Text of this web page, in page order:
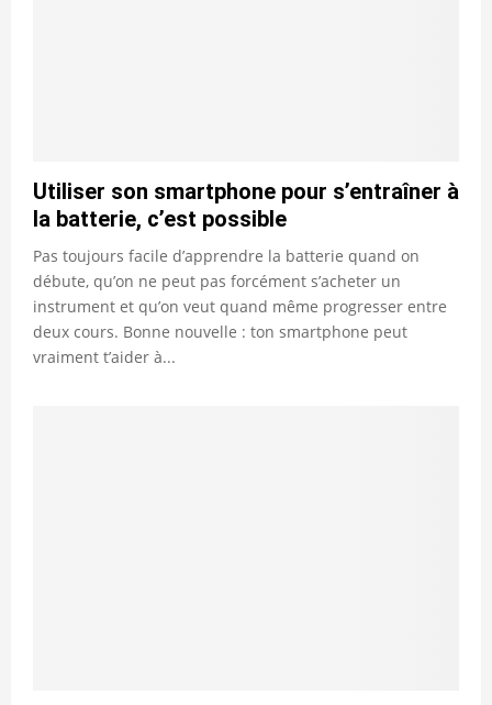
Utiliser son smartphone pour s’entraîner à
la batterie, c’est possible
Pas toujours facile d’apprendre la batterie quand on
débute, qu’on ne peut pas forcément s’acheter un
instrument et qu’on veut quand même progresser entre
deux cours. Bonne nouvelle : ton smartphone peut
vraiment t’aider à...